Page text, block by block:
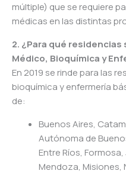
múltiple) que se requiere
médicas en las distintas
2. ¿Para qué residencias
Médico, Bioquímica y
En 2019 se rinde para las
bioquímica y enfermería
de:
Buenos Aires,
Autónoma de
Entre Ríos, Formosa,
Mendoza, Misiones,